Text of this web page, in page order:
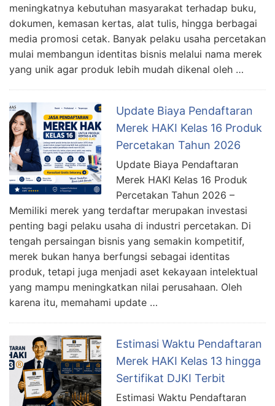
meningkatnya kebutuhan masyarakat terhadap buku,
dokumen, kemasan kertas, alat tulis, hingga berbagai
media promosi cetak. Banyak pelaku usaha percetakan
mulai membangun identitas bisnis melalui nama merek
yang unik agar produk lebih mudah dikenal oleh …
Update Biaya Pendaftaran
Merek HAKI Kelas 16 Produk
Percetakan Tahun 2026
Update Biaya Pendaftaran
Merek HAKI Kelas 16 Produk
Percetakan Tahun 2026 –
Memiliki merek yang terdaftar merupakan investasi
penting bagi pelaku usaha di industri percetakan. Di
tengah persaingan bisnis yang semakin kompetitif,
merek bukan hanya berfungsi sebagai identitas
produk, tetapi juga menjadi aset kekayaan intelektual
yang mampu meningkatkan nilai perusahaan. Oleh
karena itu, memahami update …
Estimasi Waktu Pendaftaran
Merek HAKI Kelas 13 hingga
Sertifikat DJKI Terbit
Estimasi Waktu Pendaftaran